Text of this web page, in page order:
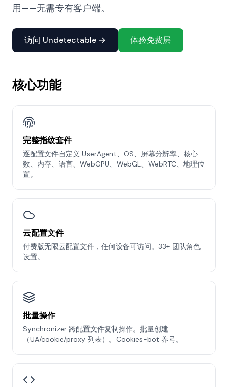
用——无需专有客户端。
访问 Undetectable → 体验免费层
核心功能
完整指纹套件
逐配置文件自定义 UserAgent、OS、屏幕分辨率、核心
数、内存、语言、WebGPU、WebGL、WebRTC、地理位
置。
云配置文件
付费版无限云配置文件，任何设备可访问。33+ 团队角色
设置。
批量操作
Synchronizer 跨配置文件复制操作。批量创建
（UA/cookie/proxy 列表）。Cookies-bot 养号。